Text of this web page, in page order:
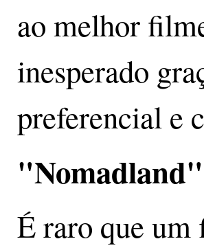
ao melhor
inesperado
preferencial e
"Nomadland"
É raro que um